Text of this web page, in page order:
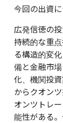
今回の出資
広発信徳の
持続的な重
る構造的変
備と金融市
化、機関投
からクオン
オンツトレ
能性がある